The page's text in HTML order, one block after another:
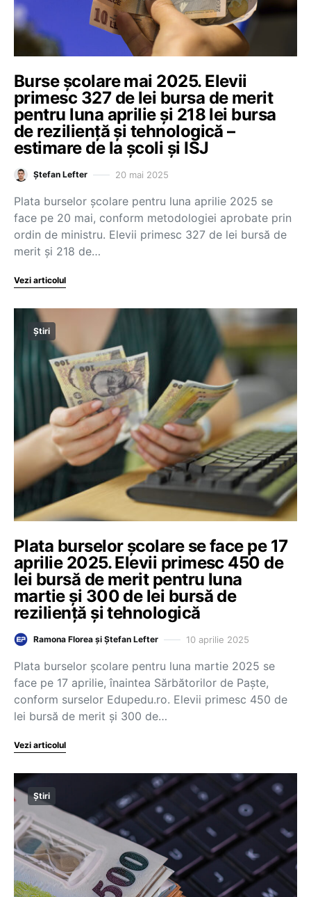
Burse școlare mai 2025. Elevii
primesc 327 de lei bursa de merit
pentru luna aprilie și 218 lei bursa
de reziliență și tehnologică –
estimare de la școli și ISJ
Ștefan Lefter 20 mai 2025
Plata burselor școlare pentru luna aprilie 2025 se
face pe 20 mai, conform metodologiei aprobate prin
ordin de ministru. Elevii primesc 327 de lei bursă de
merit și 218 de…
Vezi articolul
Știri
Plata burselor școlare se face pe 17
aprilie 2025. Elevii primesc 450 de
lei bursă de merit pentru luna
martie și 300 de lei bursă de
reziliență și tehnologică
Ramona Florea și Ștefan Lefter 10 aprilie 2025
Plata burselor școlare pentru luna martie 2025 se
face pe 17 aprilie, înaintea Sărbătorilor de Paște,
conform surselor Edupedu.ro. Elevii primesc 450 de
lei bursă de merit și 300 de…
Vezi articolul
Știri